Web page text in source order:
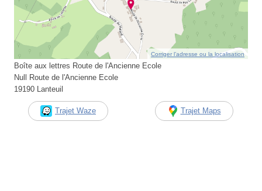
Corriger l’adresse ou la localisation
Boîte aux lettres Route de l'Ancienne Ecole
Null Route de l'Ancienne Ecole
19190 Lanteuil
Trajet Waze Trajet Maps